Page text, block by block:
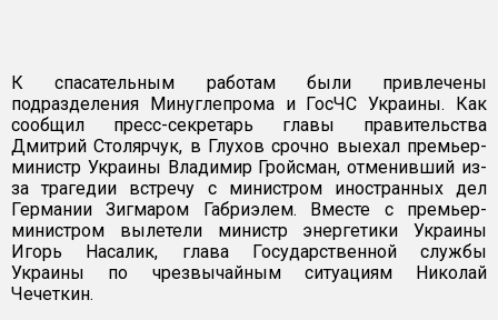
К спасательным работам были привлечены
подразделения Минуглепрома и ГосЧС Украины. Как
сообщил пресс-секретарь главы правительства
Дмитрий Столярчук, в Глухов срочно выехал премьер-
министр Украины Владимир Гройсман, отменивший из-
за трагедии встречу с министром иностранных дел
Германии Зигмаром Габриэлем. Вместе с премьер-
министром вылетели министр энергетики Украины
Игорь Насалик, глава Государственной службы
Украины по чрезвычайным ситуациям Николай
Чечеткин.